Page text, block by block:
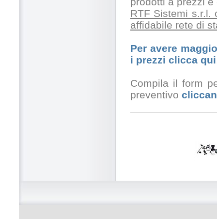
RTF Sistemi s.r.l.
affidabile rete di
Per avere
i prezzi clicca qui
Compila il form
preventivo